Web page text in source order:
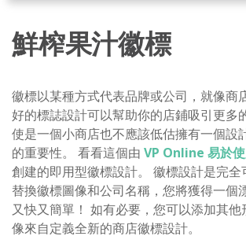
鮮榨果汁徽標
徽標以某種方式代表品牌或公司，就像商
好的標誌設計可以幫助你的店鋪吸引更多
使是一個小商店也不應該低估擁有一個設
的重要性。 看看這個由 VP Online 易於
創建的即用型徽標設計。 徽標設計是完全
替換徽標圖像和公司名稱，您將獲得一個
又快又簡單！ 如有必要，您可以添加其
像來自定義全新的商店徽標設計。